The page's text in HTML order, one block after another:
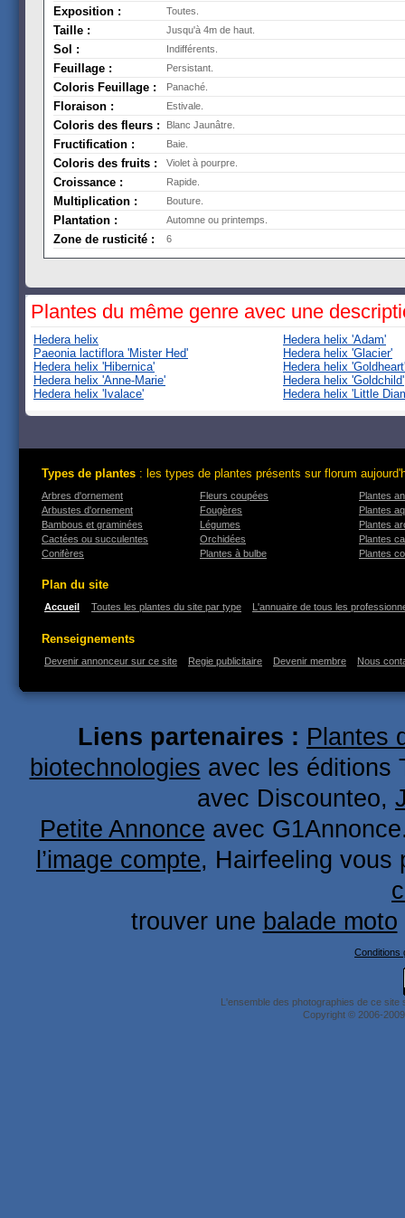
Exposition : Toutes.
Taille : Jusqu'à 4m de haut.
Sol : Indifférents.
Feuillage : Persistant.
Coloris Feuillage : Panaché.
Floraison : Estivale.
Coloris des fleurs : Blanc Jaunâtre.
Fructification : Baie.
Coloris des fruits : Violet à pourpre.
Croissance : Rapide.
Multiplication : Bouture.
Plantation : Automne ou printemps.
Zone de rusticité : 6
Plantes du même genre avec une
Hedera helix
Paeonia lactiflora 'Mister Hed'
Hedera helix 'Hibernica'
Hedera helix 'Anne-Marie'
Hedera helix 'Ivalace'
Hedera helix 'Adam'
Hedera helix 'Glacier'
Hedera helix 'Goldheart'
Hedera helix 'Goldchild'
Hedera helix 'Little
Types de plantes : les types de plantes présents sur florum
Arbres d'ornement
Arbustes d'ornement
Bambous et graminées
Cactées ou succulentes
Conifères
Fleurs coupées
Fougères
Légumes
Orchidées
Plantes à bulbe
Plantes
Plantes
Plantes
Plantes
Plantes
Plan du site
Accueil Toutes les plantes du site par type L'annuaire de tous les
Renseignements
Devenir annonceur sur ce site Regie publicitaire Devenir membre Nous
Liens partenaires : Plantes
biotechnologies avec les éditions
avec Discounteo,
Petite Annonce avec
l’image compte, Hairfeeling vous
trouver une balade moto
Conditions
L'ensemble des photographies de ce
Copyright © 2006-